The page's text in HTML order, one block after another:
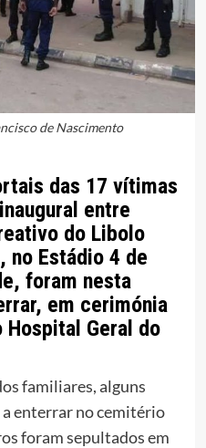
de Nascimento
das 17 vítimas
entre
do Libolo
Estádio 4 de
foram nesta
em cerimónia
Geral do
familiares, alguns
enterrar no cemitério
foram sepultados em